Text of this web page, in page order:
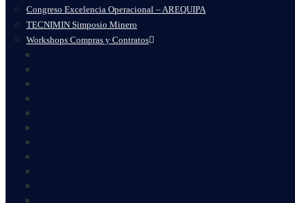
Congreso Excelencia Operacional – AREQUIPA
TECNIMIN Simposio Minero
Workshops Compras y Contratos